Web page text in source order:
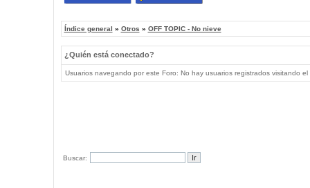
Índice general » Otros » OFF TOPIC - No nieve
¿Quién está conectado?
Usuarios navegando por este Foro: No hay usuarios registrados visitando
Buscar: